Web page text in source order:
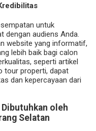
untuk
dengan audiens Anda.
website yang informatif,
lebih baik bagi calon
seperti artikel
tour properti, dapat
dan kepercayaan dari
oleh
Selatan